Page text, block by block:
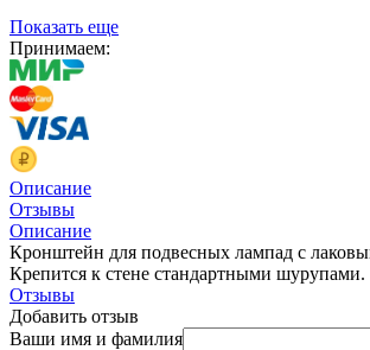
Показать еще
Принимаем:
Описание
Отзывы
Описание
Кронштейн для подвесных лампад с
Крепится к стене стандартными шурупами.
Отзывы
Добавить отзыв
Ваши имя и фамилия